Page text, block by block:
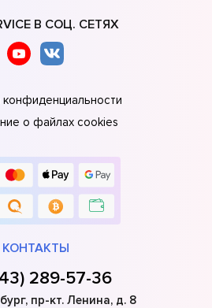
В СОЦ. СЕТЯХ
конфиденциальности
о файлах cookies
КОНТАКТЫ
289-57-36
пр-кт. Ленина, д. 8